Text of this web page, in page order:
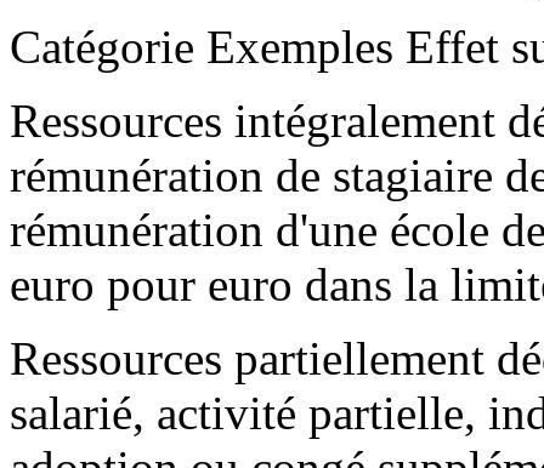
Catégorie Exemples Effet
Ressources intégralement
rémunération de stagiaire
rémunération d'une école
euro pour euro dans la
Ressources partiellement
salarié, activité partielle,